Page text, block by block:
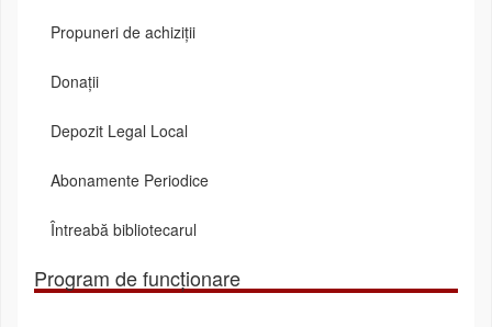
Propuneri de achiziții
Donații
Depozit Legal Local
Abonamente Periodice
Întreabă bibliotecarul
Program de funcționare